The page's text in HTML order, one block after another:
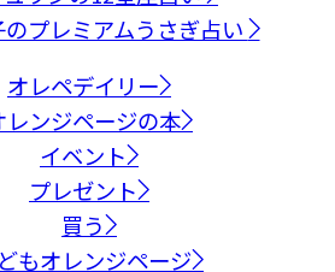
プレミアムうさぎ占い
オレペデイリー
レンジページの本
イベント
プレゼント
買う
もオレンジページ